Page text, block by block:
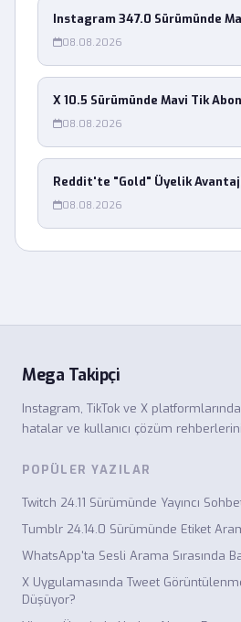
Instagram 347.0 Sürümünde
08.08.2026
X 10.5 Sürümünde Mavi Tik
08.08.2026
Reddit'te "Gold" Üyelik
08.08.2026
Mega Takipçi
Instagram, TikTok ve X
hatalar ve kullanıcı çözüm
POPÜLER YAZILAR
Twitch 24.11 Sürümünde Yayıncı
Tumblr 24.14.0 Sürümünde Etiket
WhatsApp'ta Sesli Arama Sırasında
X Uygulamasında Tweet
Düşüyor?